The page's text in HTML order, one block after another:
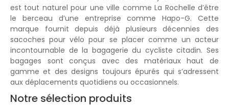
est tout naturel pour une ville comme La Rochelle d’être
le berceau d’une entreprise comme Hapo-G. Cette
marque fournit depuis déjà plusieurs décennies des
sacoches pour vélo pour se placer comme un acteur
incontournable de la bagagerie du cycliste citadin. Ses
bagages sont conçus avec des matériaux haut de
gamme et des designs toujours épurés qui s’adressent
aux déplacements quotidiens ou occasionnels.
Notre sélection produits